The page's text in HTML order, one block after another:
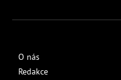
O nás
Redakce